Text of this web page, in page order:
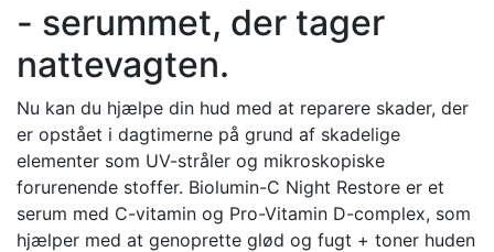
- serummet, der tager
nattevagten.
Nu kan du hjælpe din hud med at reparere skader, der
er opstået i dagtimerne på grund af skadelige
elementer som UV-stråler og mikroskopiske
forurenende stoffer. Biolumin-C Night Restore er et
serum med C-vitamin og Pro-Vitamin D-complex, som
hjælper med at genoprette glød og fugt + toner huden